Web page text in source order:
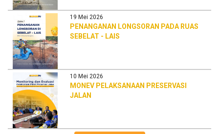
19 Mei 2026
PENANGANAN LONGSORAN PADA RUAS
SEBELAT - LAIS
10 Mei 2026
MONEV PELAKSANAAN PRESERVASI
JALAN